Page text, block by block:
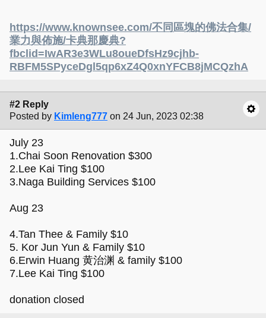
https://www.knownsee.com/不同區塊的佛法合集/
業力與佈施/卡典那慶典?
fbclid=IwAR3e3WLu8oueDfsHz9cjhb-
RBFM5SPyceDgl5qp6xZ4Q0xnYFCB8jMCQzhA
#2 Reply
Posted by Kimleng777 on 24 Jun, 2023 02:38
July 23
1.Chai Soon Renovation $300
2.Lee Kai Ting $100
3.Naga Building Services $100
Aug 23
4.Tan Thee & Family $10
5. Kor Jun Yun & Family $10
6.Erwin Huang 黄治渊 & family $100
7.Lee Kai Ting $100
donation closed